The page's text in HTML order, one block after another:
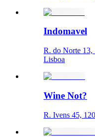
Indomavel
R. do Norte 13,
Lisboa
Wine Not?
R. Ivens 45,